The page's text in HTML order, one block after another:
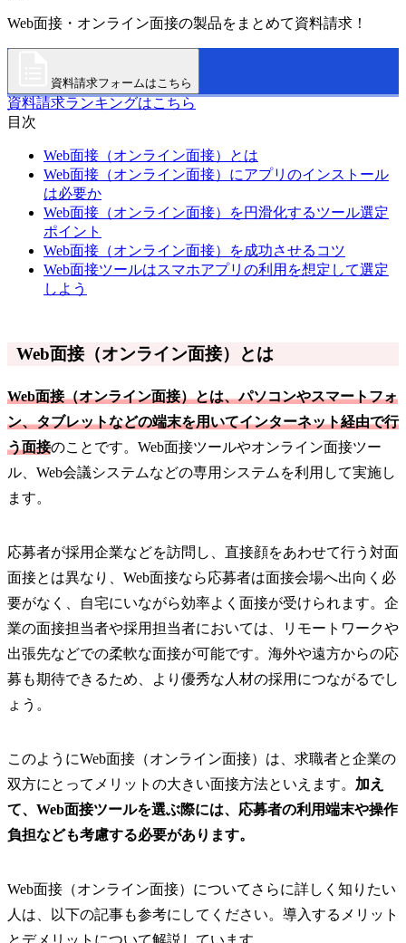
Web面接・オンライン面接の製品をまとめて資料請求！
資料請求フォームはこちら
資料請求ランキングはこちら
目次
Web面接（オンライン面接）とは
Web面接（オンライン面接）にアプリのインストール
は必要か
Web面接（オンライン面接）を円滑化するツール選定
ポイント
Web面接（オンライン面接）を成功させるコツ
Web面接ツールはスマホアプリの利用を想定して選定
しよう
Web面接（オンライン面接）とは
Web面接（オンライン面接）とは、パソコンやスマートフォ
ン、タブレットなどの端末を用いてインターネット経由で行
う面接のことです。Web面接ツールやオンライン面接ツー
ル、Web会議システムなどの専用システムを利用して実施し
ます。
応募者が採用企業などを訪問し、直接顔をあわせて行う対面
面接とは異なり、Web面接なら応募者は面接会場へ出向く必
要がなく、自宅にいながら効率よく面接が受けられます。企
業の面接担当者や採用担当者においては、リモートワークや
出張先などでの柔軟な面接が可能です。海外や遠方からの応
募も期待できるため、より優秀な人材の採用につながるでし
ょう。
このようにWeb面接（オンライン面接）は、求職者と企業の
双方にとってメリットの大きい面接方法といえます。 加え
て、Web面接ツールを選ぶ際には、応募者の利用端末や操作
負担なども考慮する必要があります。
Web面接（オンライン面接）についてさらに詳しく知りたい
人は、以下の記事も参考にしてください。導入するメリット
とデメリットについて解説しています。